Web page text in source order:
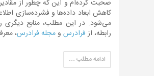
صحبت کرده‌ام و این که چطور از
کاهش ابعاد داده‌ها و فشرده‌سازی
می‌شود. در این مطلب، منابع دیگری
رابطه، ازفرادرس ومجله فرادرس،
ادامه مطلب …